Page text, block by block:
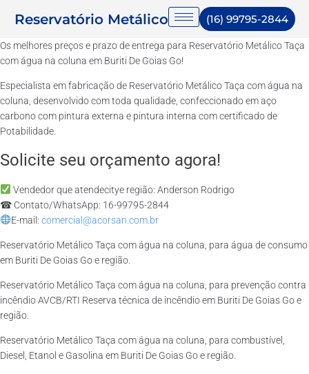
Reservatório Metálico (16) 99795-2844
Os melhores preços e prazo de entrega para Reservatório Metálico Taça
com água na coluna em Buriti De Goias Go!
Especialista em fabricação de Reservatório Metálico Taça com água na
coluna, desenvolvido com toda qualidade, confeccionado em aço
carbono com pintura externa e pintura interna com certificado de
Potabilidade.
Solicite seu orçamento agora!
Vendedor que atendecitye região: Anderson Rodrigo
☎ Contato/WhatsApp: 16-99795-2844
E-mail: comercial@acorsan.com.br
Reservatório Metálico Taça com água na coluna, para água de consumo
em Buriti De Goias Go e região.
Reservatório Metálico Taça com água na coluna, para prevenção contra
incêndio AVCB/RTI Reserva técnica de incêndio em Buriti De Goias Go e
região.
Reservatório Metálico Taça com água na coluna, para combustível,
Diesel, Etanol e Gasolina em Buriti De Goias Go e região.